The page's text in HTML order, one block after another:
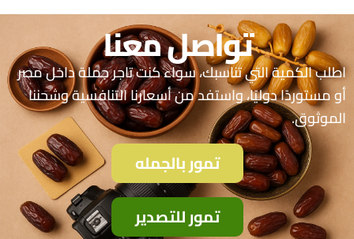
تواصل معنا
اطلب الكمية التي تناسبك، سواء كنت تاجر جملة داخل مصر
أو مستوردًا دوليًا، واستفد من أسعارنا التنافسية وشحننا
الموثوق.
تمور بالجمله
تمور للتصدير